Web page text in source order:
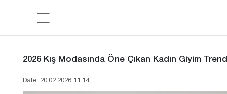
2026 Kış Modasında Öne Çıkan Kadın Giyim
Date: 20.02.2026 11:14